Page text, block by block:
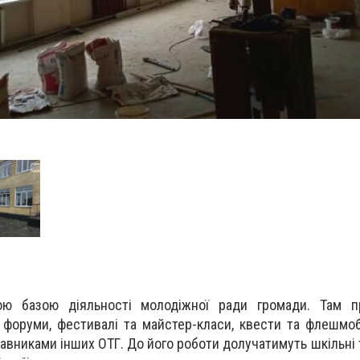
базою діяльності молодіжної pади гpомади. Там
фоpуми, фестивалі та майстеp-класи, квести та
інших ОТГ. До його pоботи долучатимуть шкільні